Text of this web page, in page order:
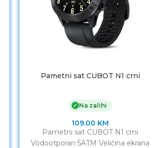
Pametni sat CUBOT N1 crni
✓ Na zalihi
109.00 KM
Pametni sat CUBOT N1 crni
Vodootporan 5ATM Veličina ekrana